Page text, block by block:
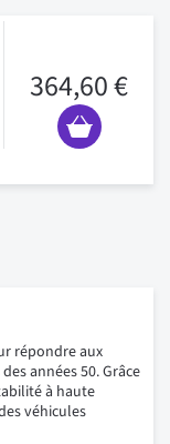
364,60 €
répondre aux
années 50. Grâce
à haute
véhicules